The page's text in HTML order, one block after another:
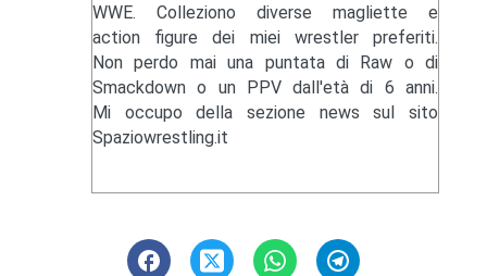
WWE. Colleziono diverse magliette e
action figure dei miei wrestler preferiti.
Non perdo mai una puntata di Raw o di
Smackdown o un PPV dall'età di 6 anni.
Mi occupo della sezione news sul sito
Spaziowrestling.it